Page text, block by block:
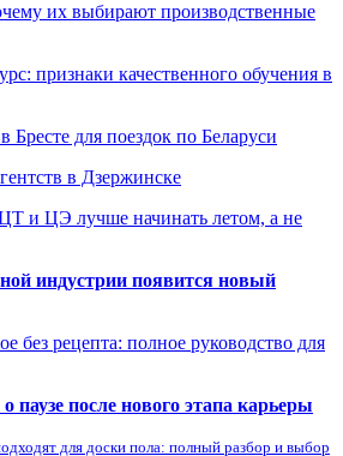
их выбирают производственные
признаки качественного обучения в
для поездок по Беларуси
в Дзержинске
и ЦЭ лучше начинать летом, а не
индустрии появится новый
без рецепта: полное руководство для
паузе после нового этапа карьеры
для доски пола: полный разбор и выбор